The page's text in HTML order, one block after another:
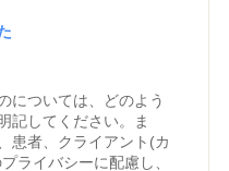
については、どのよう
記してください。ま
患者、クライアント(カ
ライバシーに配慮し、